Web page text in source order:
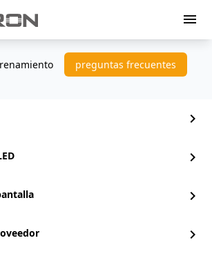
menu
preguntas frecuentes
chevron_right
chevron_right
chevron_right
chevron_right